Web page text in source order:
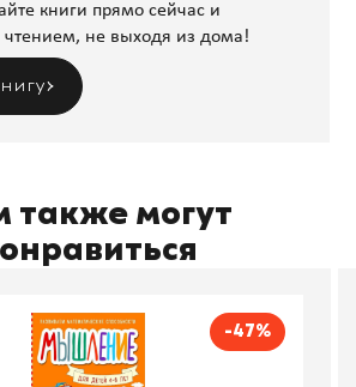
книги прямо сейчас и
чтением, не выходя из дома!
также могут
-47%